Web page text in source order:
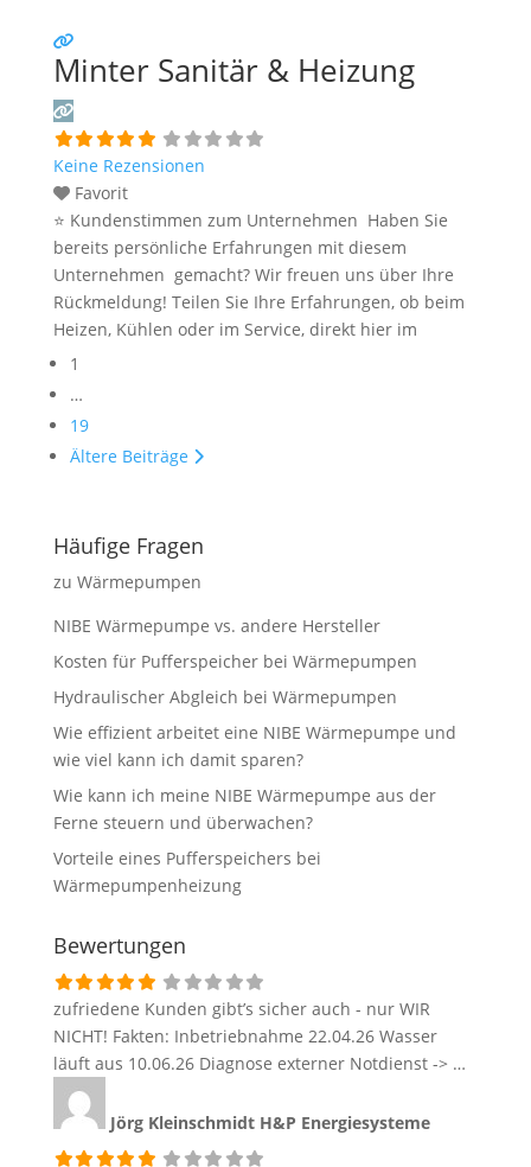
anderen Interessenten bei der Anbieterauswahl.
Sollten Sie eine kritische Meinung äußern, so geben
Sie diese bitte mit konkreten Details an und bleiben
Weiterlesen …
Minter Sanitär & Heizung
Keine Rezensionen
Favorit
⭐ Kundenstimmen zum Unternehmen Haben Sie
bereits persönliche Erfahrungen mit diesem
Unternehmen gemacht? Wir freuen uns über Ihre
Rückmeldung! Teilen Sie Ihre Erfahrungen, ob beim
Heizen, Kühlen oder im Service, direkt hier im
Kommentarfeld. Ihre positiven Erfahrungen helfen
Sie diese bitte mit konkreten Details an und bleiben
Weiterlesen …
Posts
navigation
1
…
19
Ältere Beiträge
Häufige Fragen
zu Wärmepumpen
NIBE Wärmepumpe vs. andere Hersteller
Kosten für Pufferspeicher bei Wärmepumpen
Hydraulischer Abgleich bei Wärmepumpen
Wie effizient arbeitet eine NIBE Wärmepumpe und
wie viel kann ich damit sparen?
Wie kann ich meine NIBE Wärmepumpe aus der
Ferne steuern und überwachen?
Vorteile eines Pufferspeichers bei
Wärmepumpenheizung
Bewertungen
zufriedene Kunden gibt’s sicher auch - nur WIR
NICHT! Fakten: Inbetriebnahme 22.04.26 Wasser
läuft aus 10.06.26 Diagnose externer Notdienst -> …
Jörg Kleinschmidt H&P Energiesysteme